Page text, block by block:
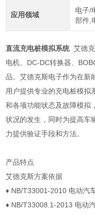
应用领域
电子/
部件,
直流充电桩模拟系统艾德克
电机、DC-DC转换器、
品。艾德克斯电子作为在新
用户提供专业的充电桩模拟
和各项功能状态及故障模拟
状况的发生，同时为提高车
力提供验证手段和方法。
产品特点
艾德克斯方案依据
♦ NB/T33001-2010 电动汽
♦ NB/T33008.1-2013 电动